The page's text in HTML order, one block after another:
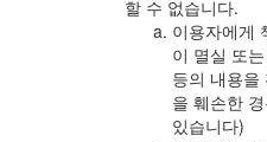
할 수 없습니다.
이용자에게
이 멸실 또
등의 내용을
을 훼손한
있습니다)